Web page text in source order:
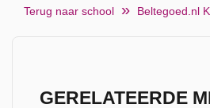
Terug naar school
Beltegoed.nl
GERELATEERDE